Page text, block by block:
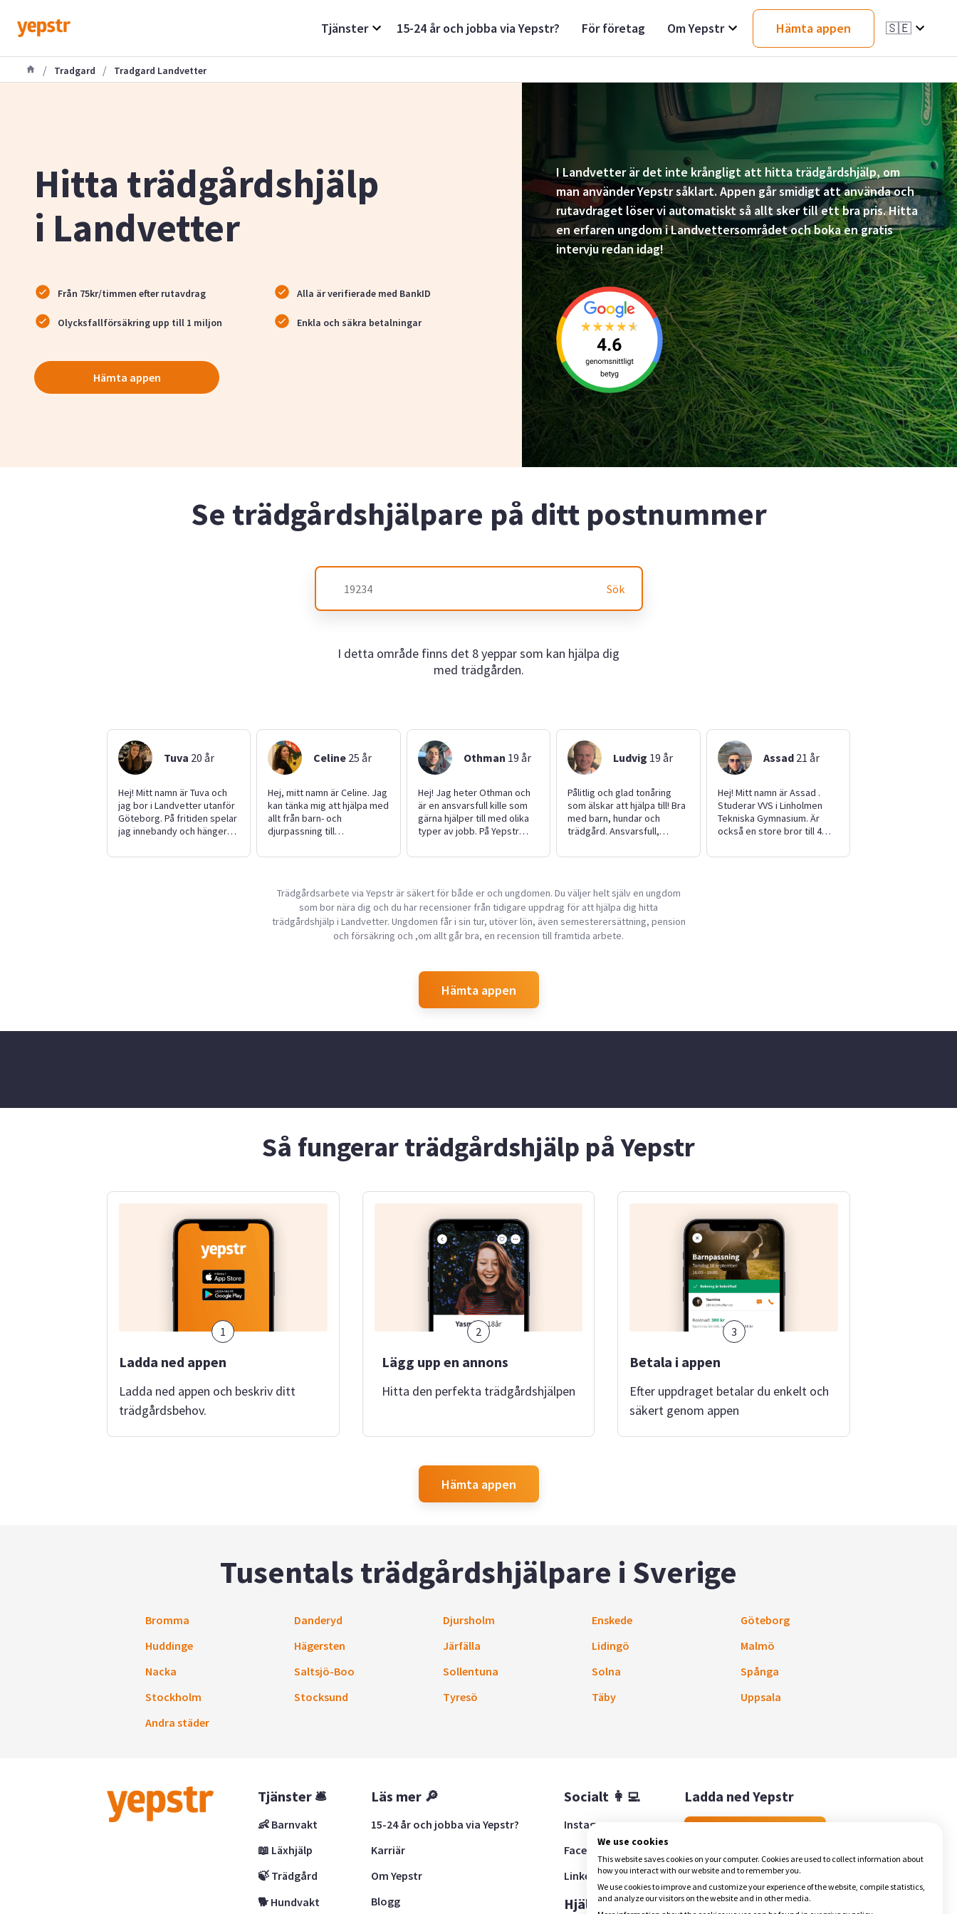
Tjänster 15-24 år och jobba via Yepstr? För företag Om Yepstr Hämta appen 🇸🇪
/ Tradgard / Tradgard Landvetter
Hitta trädgårdshjälp
i Landvetter
Från 75kr/timmen efter rutavdrag Alla är verifierade med BankID
Olycksfallförsäkring upp till 1 miljon Enkla och säkra betalningar
Hämta appen
I Landvetter är det inte krångligt att hitta trädgårdshjälp, om
man använder Yepstr såklart. Appen går smidigt att använda och
rutavdraget löser vi automatiskt så allt sker till ett bra pris. Hitta
en erfaren ungdom i Landvettersområdet och boka en gratis
intervju redan idag!
Se trädgårdshjälpare på ditt postnummer
Sök
I detta område finns det 8 yeppar som kan hjälpa dig
med trädgården.
Tuva 20 år
Hej! Mitt namn är Tuva och
jag bor i Landvetter utanför
Göteborg. På fritiden spelar
jag innebandy och hänger
väldigt aktiv tjej som älskar
Celine 25 år
Hej, mitt namn är Celine. Jag
kan tänka mig att hjälpa med
allt från barn- och
djurpassning till
av staket. Jag har jobbat
jag både dansare och
fotograf och älskar allt som
har med kreativitet att göra.
Hör gärna av er vid frågor!
Othman 19 år
Hej! Jag heter Othman och
är en ansvarsfull kille som
gärna hjälper till med olika
typer av jobb. På Yepstr
festhjälp, trädgårdsarbete,
jag har även ett stort
intresse för sport och
musik. Jag är redo att hjälpa
till med det du behöver, och
också nämna att jag är
allergisk mot djur. Jag ser
fram emot att höra från dig!
Ludvig 19 år
Pålitlig och glad tonåring
som älskar att hjälpa till! Bra
med barn, hundar och
trädgård. Ansvarsfull,
Assad 21 år
Hej! Mitt namn är Assad .
Studerar VVS i Linholmen
Tekniska Gymnasium. Är
också en store bror till 4
hemma ofta och har väldigt
Trädgårdsarbete via Yepstr är säkert för både er och ungdomen. Du väljer helt själv en ungdom
som bor nära dig och du har recensioner från tidigare uppdrag för att hjälpa dig hitta
trädgårdshjälp i Landvetter. Ungdomen får i sin tur, utöver lön, även semesterersättning, pension
och försäkring och ,om allt går bra, en recension till framtida arbete.
Hämta appen
Så fungerar trädgårdshjälp på Yepstr
1
Ladda ned appen
Ladda ned appen och beskriv ditt
trädgårdsbehov.
2
Lägg upp en annons
Hitta den perfekta trädgårdshjälpen
3
Betala i appen
Efter uppdraget betalar du enkelt och
säkert genom appen
Hämta appen
Tusentals trädgårdshjälpare i Sverige
Bromma Danderyd Djursholm Enskede
Göteborg
Huddinge
Hägersten Järfälla Lidingö
Malmö
Nacka
Saltsjö-Boo Sollentuna Solna
Spånga
Stockholm
Stocksund Tyresö Täby
Uppsala
Andra städer
Tjänster 🛎
👶 Barnvakt
📖 Läxhjälp
🍃 Trädgård
🐕 Hundvakt
Läs mer 🔎
15-24 år och jobba via Yepstr?
Karriär
Om Yepstr
Blogg
Socialt 👩‍💻
Instagram
Facebook
LinkedIn
Hjälp 🚨
Ladda ned Yepstr
We use cookies
This website saves cookies on your computer. Cookies are used to collect information about
how you interact with our website and to remember you.
We use cookies to improve and customize your experience of the website, compile statistics,
and analyze our visitors on the website and in other media.